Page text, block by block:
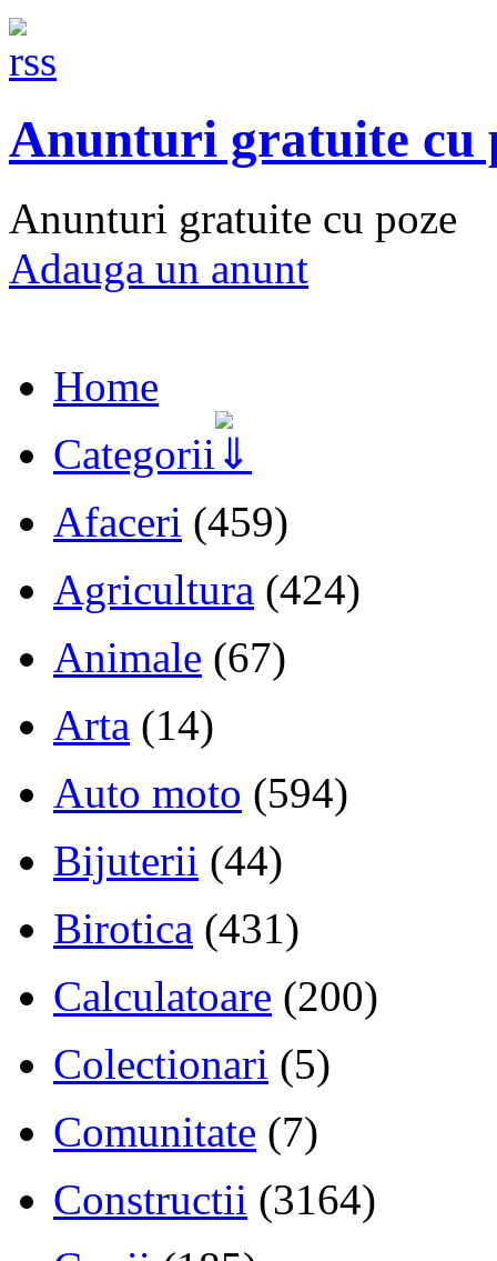
Anunturi gratuite cu
Anunturi gratuite cu poze
Adauga un anunt
Home
Categorii
Afaceri (459)
Agricultura (424)
Animale (67)
Arta (14)
Auto moto (594)
Bijuterii (44)
Birotica (431)
Calculatoare (200)
Colectionari (5)
Comunitate (7)
Constructii (3164)